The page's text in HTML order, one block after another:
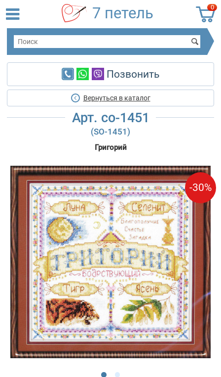
0
7 петель
Позвонить
Вернуться в каталог
Арт. со-1451
(SO-1451)
Григорий
-30%